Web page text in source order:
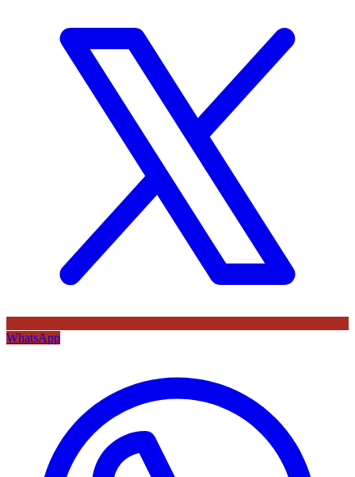
WhatsApp